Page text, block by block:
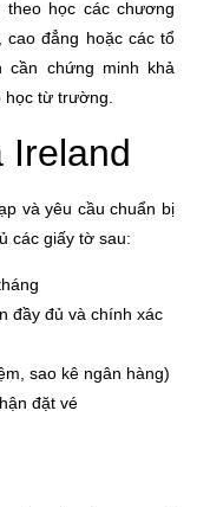
theo học các chương
đẳng hoặc các tổ
cần chứng minh khả
từ trường.
Ireland
và yêu cầu chuẩn bị
các giấy tờ sau:
đầy đủ và chính xác
sao kê ngân hàng)
đặt vé